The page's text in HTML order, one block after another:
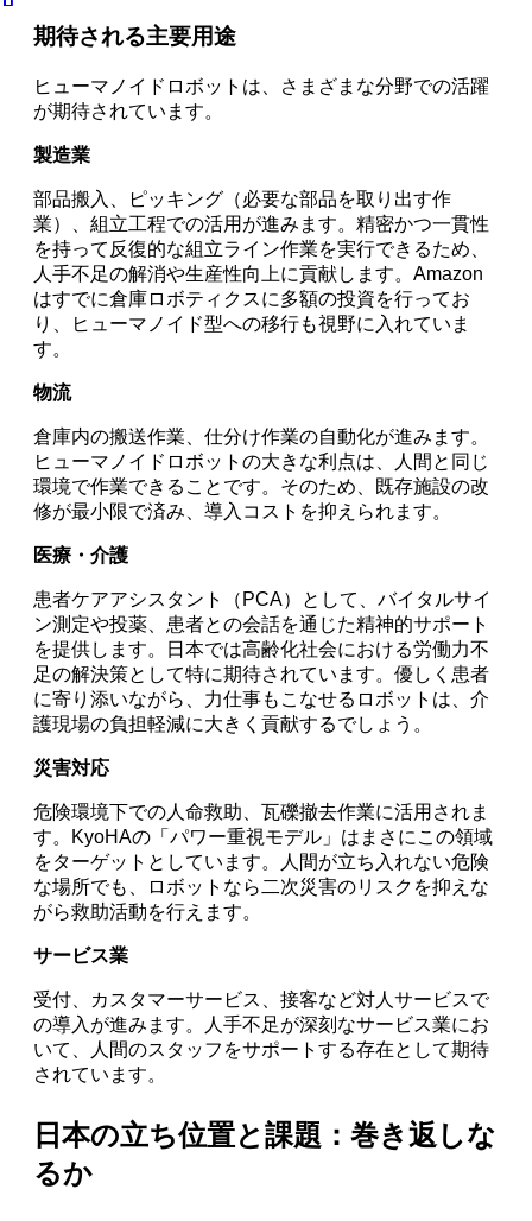
期待される主要用途
ヒューマノイドロボットは、さまざまな分野での活躍
が期待されています。
製造業
部品搬入、ピッキング（必要な部品を取り出す作
業）、組立工程での活用が進みます。精密かつ一貫性
を持って反復的な組立ライン作業を実行できるため、
人手不足の解消や生産性向上に貢献します。Amazon
はすでに倉庫ロボティクスに多額の投資を行ってお
り、ヒューマノイド型への移行も視野に入れていま
す。
物流
倉庫内の搬送作業、仕分け作業の自動化が進みます。
ヒューマノイドロボットの大きな利点は、人間と同じ
環境で作業できることです。そのため、既存施設の改
修が最小限で済み、導入コストを抑えられます。
医療・介護
患者ケアアシスタント（PCA）として、バイタルサイ
ン測定や投薬、患者との会話を通じた精神的サポート
を提供します。日本では高齢化社会における労働力不
足の解決策として特に期待されています。優しく患者
に寄り添いながら、力仕事もこなせるロボットは、介
護現場の負担軽減に大きく貢献するでしょう。
災害対応
危険環境下での人命救助、瓦礫撤去作業に活用されま
す。KyoHAの「パワー重視モデル」はまさにこの領域
をターゲットとしています。人間が立ち入れない危険
な場所でも、ロボットなら二次災害のリスクを抑えな
がら救助活動を行えます。
サービス業
受付、カスタマーサービス、接客など対人サービスで
の導入が進みます。人手不足が深刻なサービス業にお
いて、人間のスタッフをサポートする存在として期待
されています。
日本の立ち位置と課題：巻き返しな
るか